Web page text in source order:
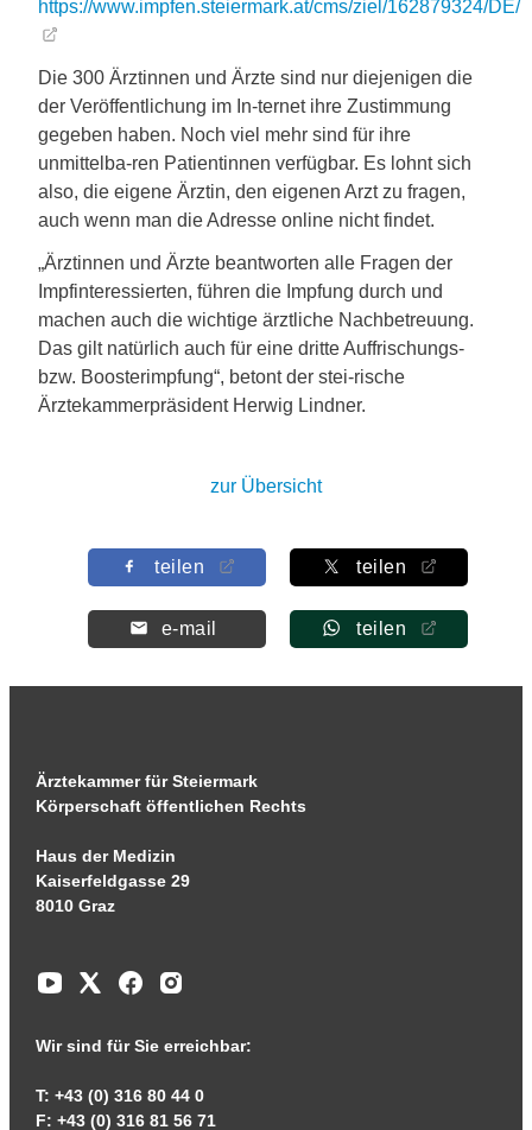
https://www.impfen.steiermark.at/cms/ziel/162879324/DE/
Die 300 Ärztinnen und Ärzte sind nur diejenigen die
der Veröffentlichung im In-ternet ihre Zustimmung
gegeben haben. Noch viel mehr sind für ihre
unmittelba-ren Patientinnen verfügbar. Es lohnt sich
also, die eigene Ärztin, den eigenen Arzt zu fragen,
auch wenn man die Adresse online nicht findet.
„Ärztinnen und Ärzte beantworten alle Fragen der
Impfinteressierten, führen die Impfung durch und
machen auch die wichtige ärztliche Nachbetreuung.
Das gilt natürlich auch für eine dritte Auffrischungs-
bzw. Boosterimpfung“, betont der stei-rische
Ärztekammerpräsident Herwig Lindner.
zur Übersicht
teilen teilen
e-mail teilen
Ärztekammer für Steiermark
Körperschaft öffentlichen Rechts
Haus der Medizin
Kaiserfeldgasse 29
8010 Graz
Wir sind für Sie erreichbar:
T: +43 (0) 316 80 44 0
F: +43 (0) 316 81 56 71